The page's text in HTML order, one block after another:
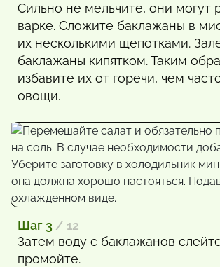
Сильно не мельчите, они могут
варке. Сложите баклажаны в
их несколькими щепотками.
баклажаны кипятком. Таким
избавите их от горечи, чем
овощи.
Шаг 3 / 12
Затем воду с баклажанов
промойте.